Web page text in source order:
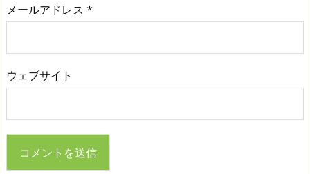
メールアドレス *
ウェブサイト